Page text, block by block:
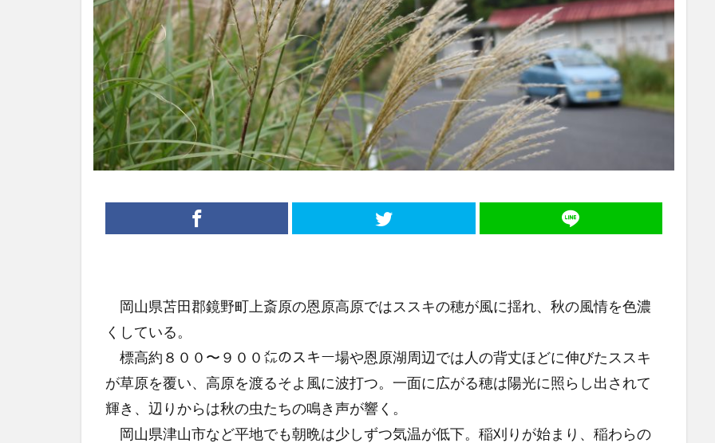
岡山県苫田郡鏡野町上斎原の恩原高原ではススキの穂が風に揺れ、秋の風情を色濃
くしている。
標高約８００〜９００㍍のスキー場や恩原湖周辺では人の背丈ほどに伸びたススキ
が草原を覆い、高原を渡るそよ風に波打つ。一面に広がる穂は陽光に照らし出されて
輝き、辺りからは秋の虫たちの鳴き声が響く。
岡山県津山市など平地でも朝晩は少しずつ気温が低下。稲刈りが始まり、稲わらの